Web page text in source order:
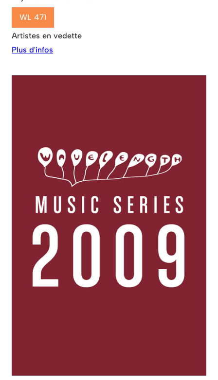
WL 471
Artistes en vedette
Plus d'infos